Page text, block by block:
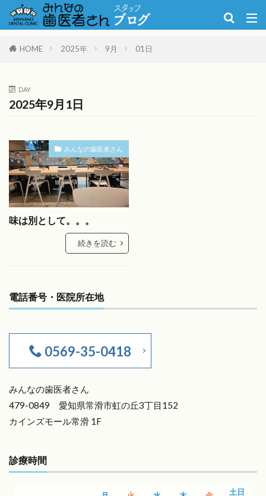
HOME 2025年 9月 01日
DAY
2025年9月1日
みんなの歯医者さん
味は別として。。。
続きを読む
電話番号・医院所在地
0569-35-0418
みんなの歯医者さん
479-0849 愛知県常滑市虹の丘3丁目152
カインズモール常滑 1F
診療時間
土日